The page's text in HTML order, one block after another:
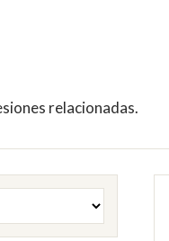
relacionadas.